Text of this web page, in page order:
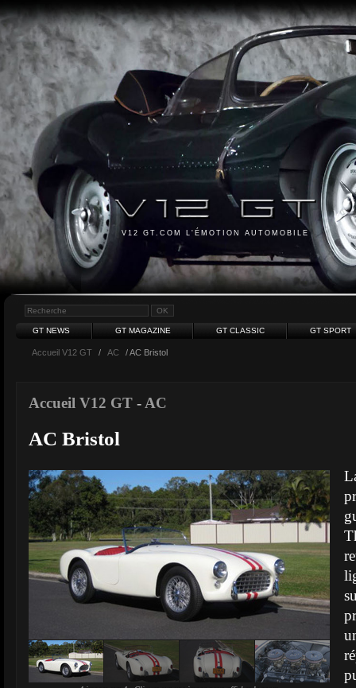
V12 GT.COM L'ÉMOTION AUTOMOBILE
GT NEWS GT MAGAZINE GT CLASSIC GT SPORT
Accueil V12 GT / AC / AC Bristol
Accueil V12 GT - AC
AC Bristol